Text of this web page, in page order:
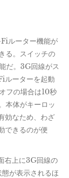
ルーター機能が
る。スイッチの
だ。3G回線がス
ルーターを起動
フの場合は10秒
本体がキーロッ
効なため、わざ
できるのが便
右上に3G回線の
が表示されるほ